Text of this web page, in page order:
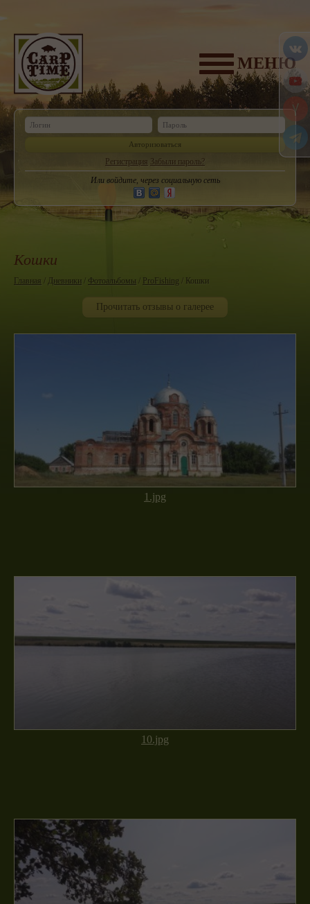
МЕНЮ
Авторизоваться
Регистрация Забыли пароль?
Или войдите, через социальную сеть
Кошки
Главная / Дневники / Фотоальбомы / ProFishing / Кошки
Прочитать отзывы о галерее
1.jpg
10.jpg